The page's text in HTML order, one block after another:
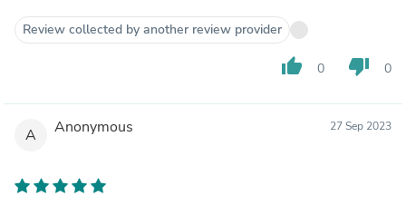
Review collected by another review provider
thumb_up 0 thumb_down 0
A Anonymous 27 Sep 2023